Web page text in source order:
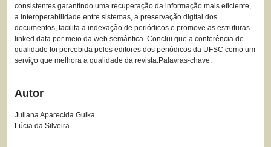
consistentes garantindo uma recuperação da informação mais eficiente,
a interoperabilidade entre sistemas, a preservação digital dos
documentos, facilita a indexação de periódicos e promove as estruturas
linked data por meio da web semântica. Conclui que a conferência de
qualidade foi percebida pelos editores dos periódicos da UFSC como um
serviço que melhora a qualidade da revista.Palavras-chave:
Autor
Juliana Aparecida Gulka
Lúcia da Silveira